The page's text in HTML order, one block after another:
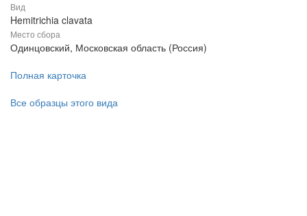
Вид
Hemitrichia clavata
Место сбора
Одинцовский, Московская область (Россия)
Полная карточка
Все образцы этого вида